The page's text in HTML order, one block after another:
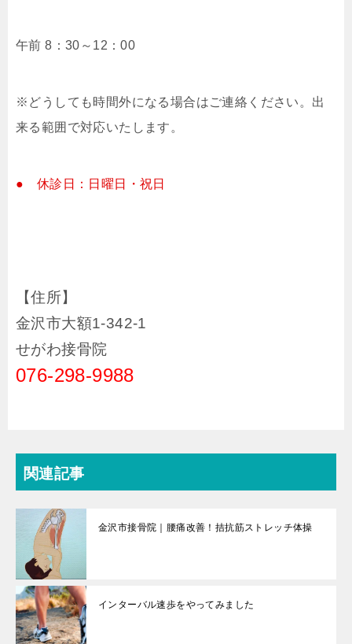
午前 8：30～12：00
※どうしても時間外になる場合はご連絡ください。出
来る範囲で対応いたします。
● 休診日：日曜日・祝日
【住所】
金沢市大額1-342-1
せがわ接骨院
076-298-9988
関連記事
金沢市接骨院｜腰痛改善！拮抗筋ストレッチ体操
インターバル速歩をやってみました